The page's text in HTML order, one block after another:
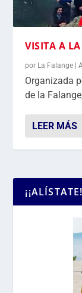
VISITA A
por La Falange |
Organizada
de la
LEER MÁS